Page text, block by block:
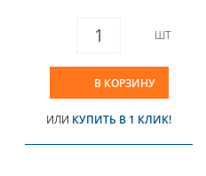
ШТ
В КОРЗИНУ
ИЛИ КУПИТЬ В 1 КЛИК!